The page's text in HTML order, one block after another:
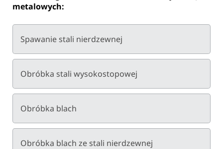
metalowych:
Spawanie stali nierdzewnej
Obróbka stali wysokostopowej
Obróbka blach
Obróbka blach ze stali nierdzewnej